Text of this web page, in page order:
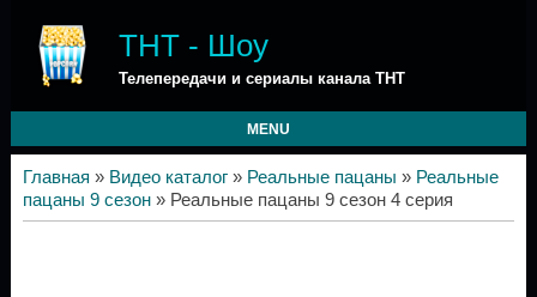
ТНТ - Шоу
Телепередачи и сериалы канала ТНТ
MENU
Главная » Видео каталог» Реальные пацаны » Реальные
пацаны 9 сезон» Реальные пацаны 9 сезон 4 серия